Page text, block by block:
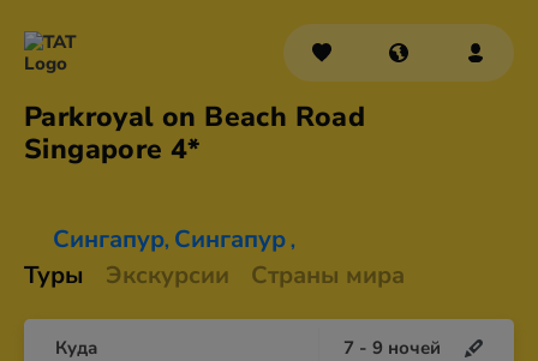
Parkroyal on Beach Road
Singapore 4*
Сингапур, Сингапур ,
Туры Экскурсии Страны мира
Куда 7 - 9 ночей